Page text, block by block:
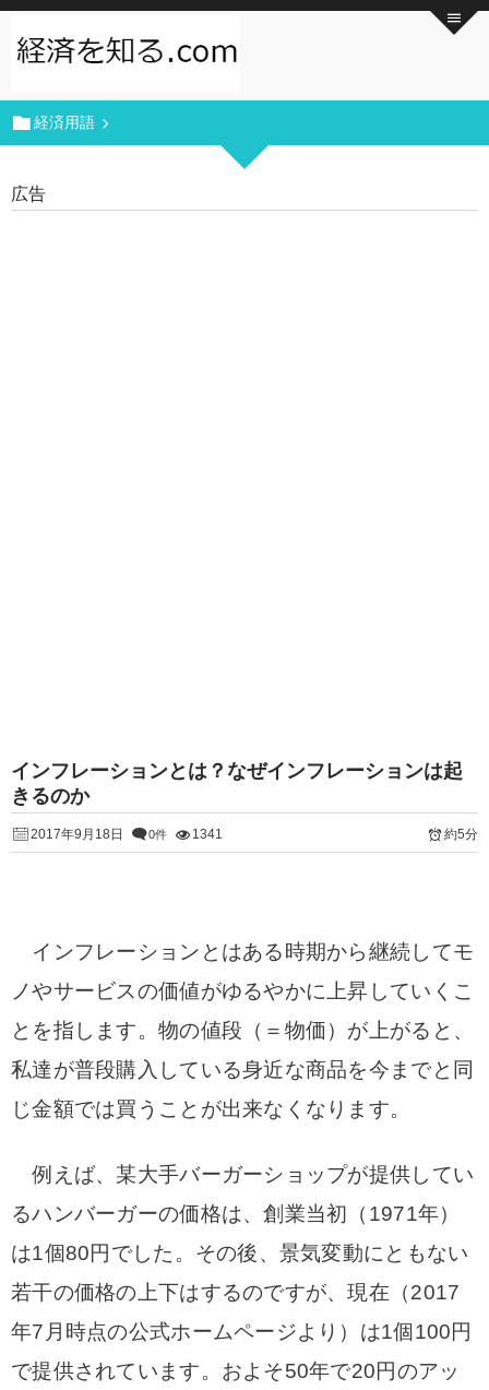
経済用語
広告
インフレーションとは？なぜインフレーションは起
きるのか
2017年9月18日 0件 1341 約5分
インフレーションとはある時期から継続してモ
ノやサービスの価値がゆるやかに上昇していくこ
とを指します。物の値段（＝物価）が上がると、
私達が普段購入している身近な商品を今までと同
じ金額では買うことが出来なくなります。
例えば、某大手バーガーショップが提供してい
るハンバーガーの価格は、創業当初（1971年）
は1個80円でした。その後、景気変動にともない
若干の価格の上下はするのですが、現在（2017
年7月時点の公式ホームページより）は1個100円
で提供されています。およそ50年で20円のアッ